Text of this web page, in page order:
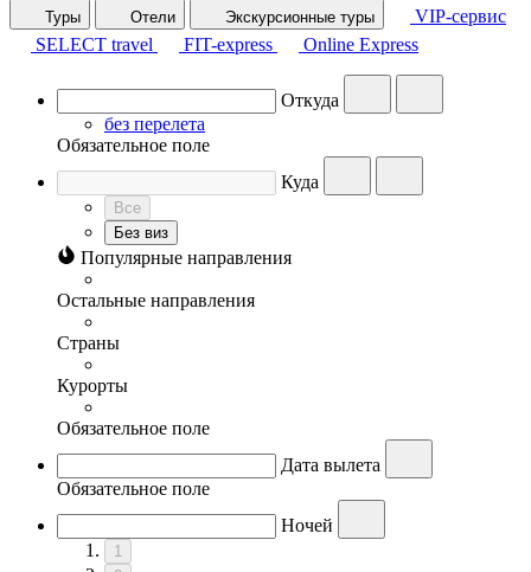
Туры
Отели Экскурсионные туры
VIP-сервис
SELECT travel
FIT-express Online Express
Откуда
без перелета
Обязательное поле
Куда
Все
Без виз
Популярные направления
Остальные направления
Страны
Курорты
Обязательное поле
Дата вылета
Обязательное поле
Ночей
1